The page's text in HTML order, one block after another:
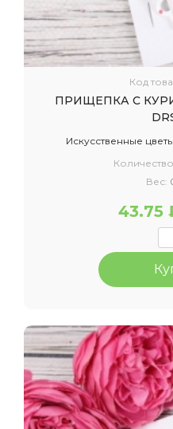
Код
ПРИЩЕПКА С
Искусственные
Вес:
43.75